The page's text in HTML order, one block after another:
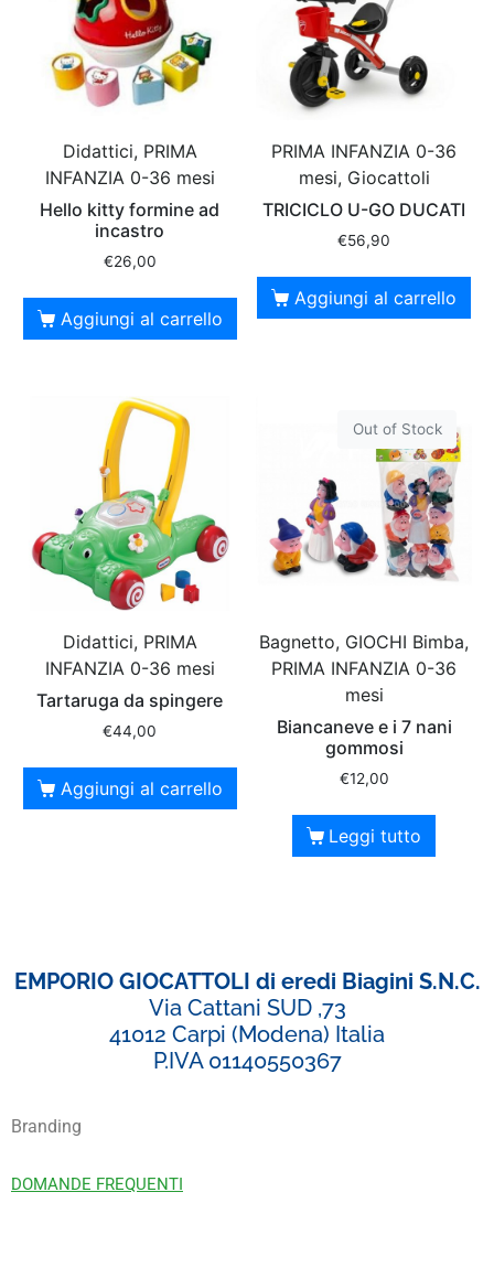
Didattici, PRIMA
INFANZIA 0-36 mesi
Hello kitty formine ad
incastro
€26,00
Aggiungi al carrello
PRIMA INFANZIA 0-36
mesi, Giocattoli
TRICICLO U-GO DUCATI
€56,90
Aggiungi al carrello
Didattici, PRIMA
INFANZIA 0-36 mesi
Tartaruga da spingere
€44,00
Aggiungi al carrello
Out of Stock
Bagnetto, GIOCHI Bimba,
PRIMA INFANZIA 0-36
mesi
Biancaneve e i 7 nani
gommosi
€12,00
Leggi tutto
EMPORIO GIOCATTOLI di eredi Biagini S.N.C.
Via Cattani SUD ,73
41012 Carpi (Modena) Italia
P.IVA 01140550367
Branding
DOMANDE FREQUENTI